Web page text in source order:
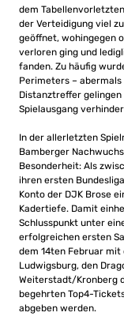
dem
der Verteidigung viel
geöffnet, wohingegen
verloren ging und
fanden. Zu häufig
Perimeters –
Distanztreffer
Spielausgang
In der allerletzten
Bamberger
Besonderheit: Als
ihren ersten
Konto der DJK Brose
Kadertiefe. Damit
Schlusspunkt unter
erfolgreichen ersten
dem 14ten Februar mit
Ludwigsburg, den
Weiterstadt/Kronberg
begehrten Top4-
abgeben werden.